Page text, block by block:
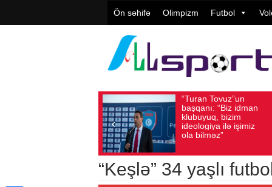
Ön səhifə Olimpizm Futbol
başqanı: “Biz idman
klubuyuq, bizim
ideologiya ilə işimiz
ola bilməz”
Vüqar
yüksək
Avqust 05, 2026
“Keşlə” 34 yaşlı